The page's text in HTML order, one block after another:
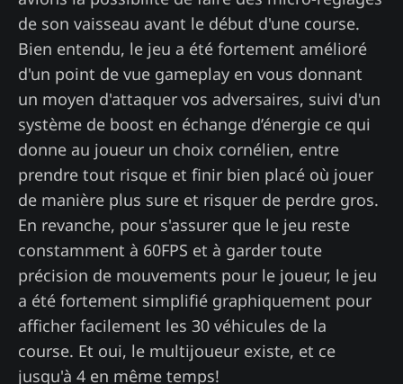
de son vaisseau avant le début d'une course.
Bien entendu, le jeu a été fortement amélioré
d'un point de vue gameplay en vous donnant
un moyen d'attaquer vos adversaires, suivi d'un
système de boost en échange d’énergie ce qui
donne au joueur un choix cornélien, entre
prendre tout risque et finir bien placé où jouer
de manière plus sure et risquer de perdre gros.
En revanche, pour s'assurer que le jeu reste
constamment à 60FPS et à garder toute
précision de mouvements pour le joueur, le jeu
a été fortement simplifié graphiquement pour
afficher facilement les 30 véhicules de la
course. Et oui, le multijoueur existe, et ce
jusqu'à 4 en même temps!